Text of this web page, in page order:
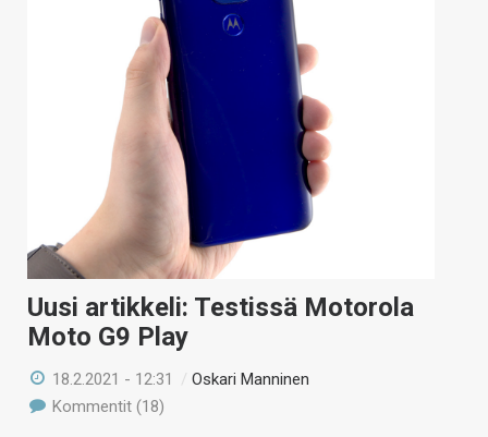
Uusi artikkeli: Testissä Motorola
Moto G9 Play
18.2.2021 - 12:31 /Oskari Manninen
Kommentit (18)